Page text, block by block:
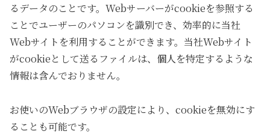
るデータのことです。Webサーバーがcookieを参照する
ことでユーザーのパソコンを識別でき、効率的に当社
Webサイトを利用することができます。当社Webサイト
がcookieとして送るファイルは、個人を特定するような
情報は含んでおりません。
お使いのWebブラウザの設定により、cookieを無効にす
ることも可能です。